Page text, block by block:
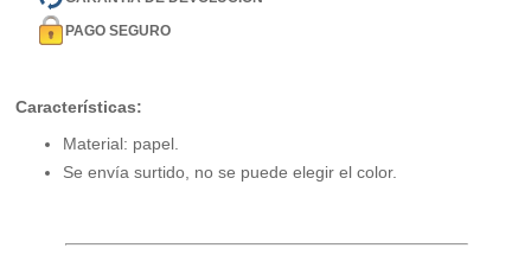
PAGO SEGURO
Características:
Material: papel.
Se envía surtido, no se puede elegir el color.